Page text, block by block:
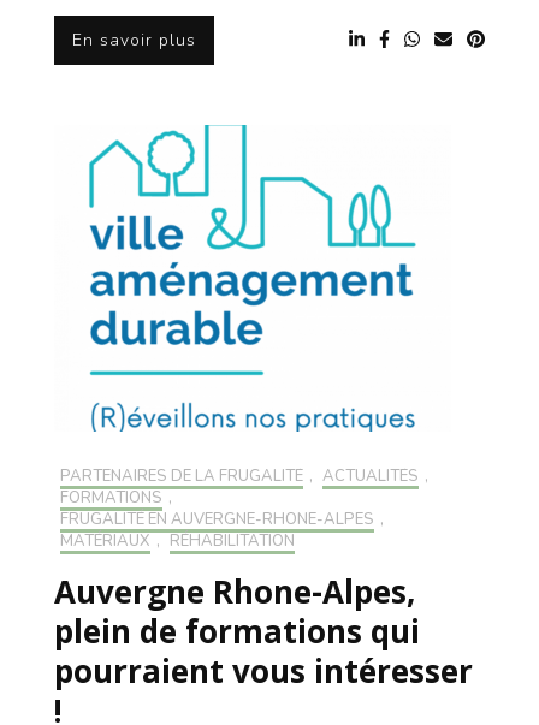
En savoir plus
PARTENAIRES DE LA FRUGALITÉ , ACTUALITÉS ,
FORMATIONS ,
FRUGALITÉ EN AUVERGNE-RHONE-ALPES ,
MATÉRIAUX , RÉHABILITATION
Auvergne Rhone-Alpes,
plein de formations qui
pourraient vous intéresser
!